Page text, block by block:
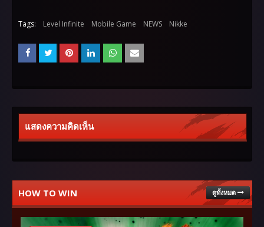
Tags: Level Infinite Mobile Game NEWS Nikke
แสดงความคิดเห็น
HOW TO WIN ดูทั้งหมด